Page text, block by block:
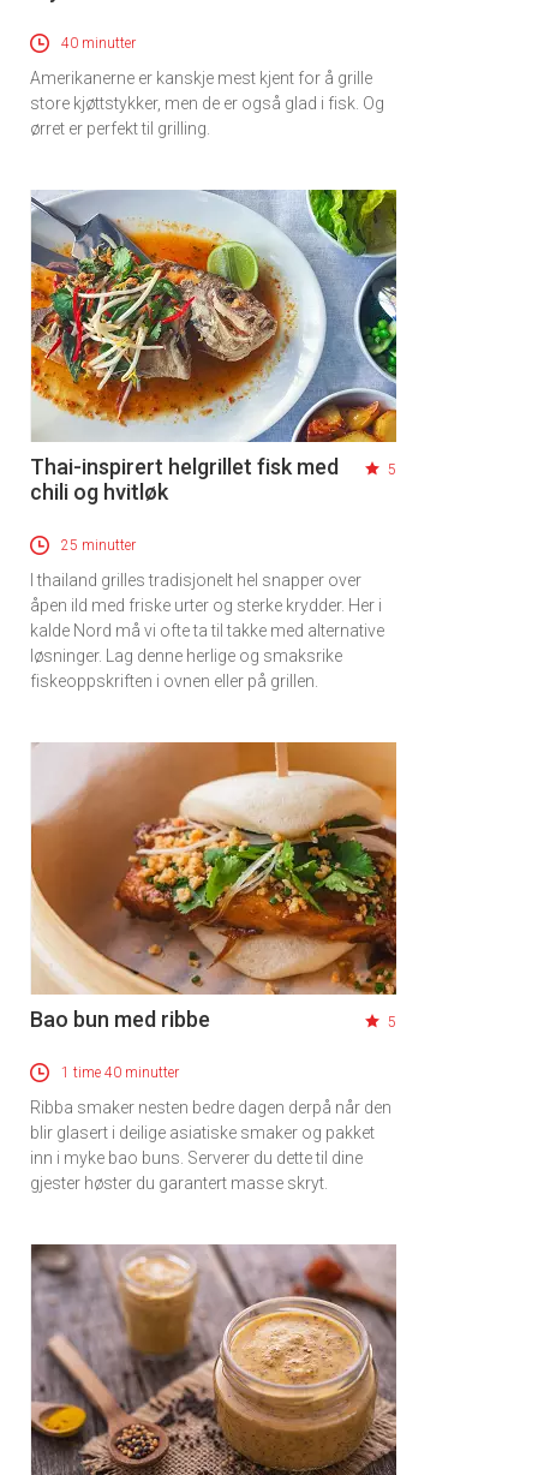
40 minutter
Amerikanerne er kanskje mest kjent for å grille
store kjøttstykker, men de er også glad i fisk. Og
ørret er perfekt til grilling.
Thai-inspirert helgrillet fisk med
chili og hvitløk
5
25 minutter
I thailand grilles tradisjonelt hel snapper over
åpen ild med friske urter og sterke krydder. Her i
kalde Nord må vi ofte ta til takke med alternative
løsninger. Lag denne herlige og smaksrike
fiskeoppskriften i ovnen eller på grillen.
Bao bun med ribbe 5
1 time 40 minutter
Ribba smaker nesten bedre dagen derpå når den
blir glasert i deilige asiatiske smaker og pakket
inn i myke bao buns. Serverer du dette til dine
gjester høster du garantert masse skryt.